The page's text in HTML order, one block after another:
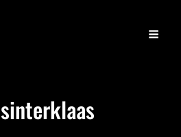
sinterklaas